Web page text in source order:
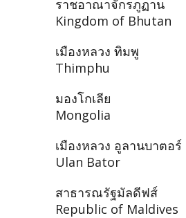
ราชอาณาจักรภูฏาน
Kingdom of Bhutan
เมืองหลวง ทิมพู
Thimphu
มองโกเลีย
Mongolia
เมืองหลวง อูลานบาตอร์
Ulan Bator
สาธารณรัฐมัลดีฟส์
Republic of Maldives